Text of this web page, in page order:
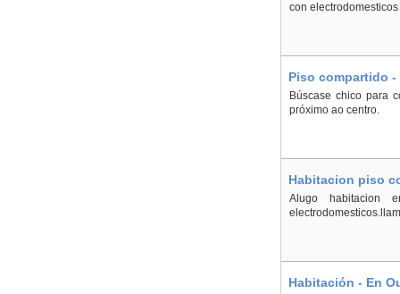
con electrodomesticos
Piso compartido -
Búscase chico para
próximo ao centro.
Habitacion piso
Alugo habitacion
Habitación - En